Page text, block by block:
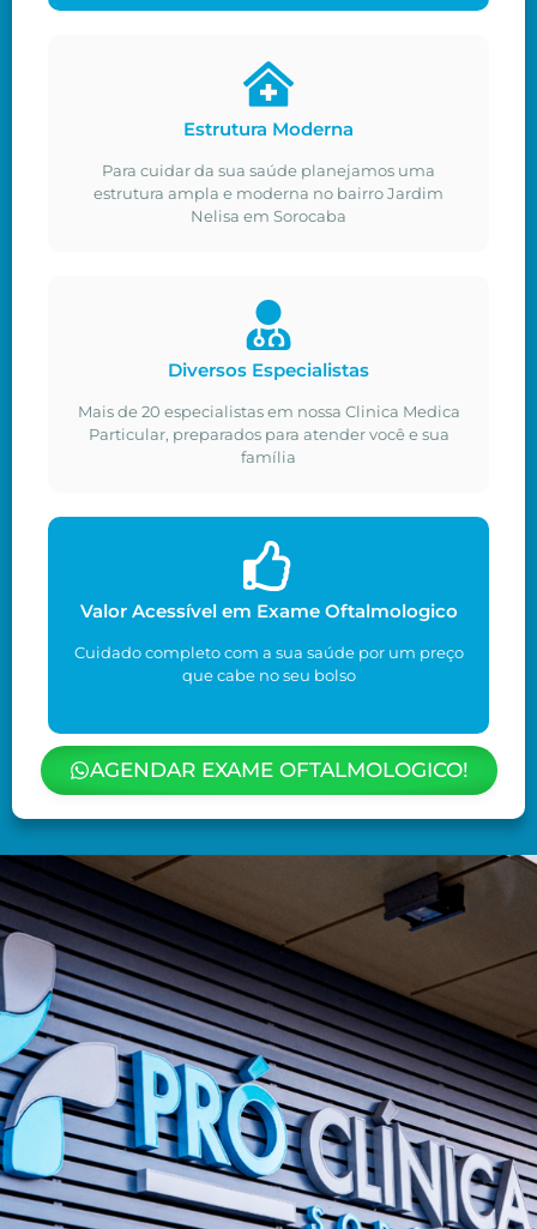
Estrutura Moderna
Para cuidar da sua saúde planejamos uma
estrutura ampla e moderna no bairro Jardim
Nelisa em Sorocaba
Diversos Especialistas
Mais de 20 especialistas em nossa Clinica Medica
Particular, preparados para atender você e sua
família
Valor Acessível em Exame Oftalmologico
Cuidado completo com a sua saúde por um preço
que cabe no seu bolso
AGENDAR EXAME OFTALMOLOGICO!